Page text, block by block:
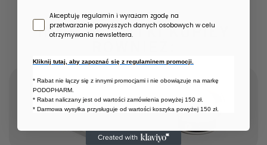
INNE KLIENTKI KUPIŁY
OKAZJA
Zgoda newsletter
Akceptuję regulamin i wyrażam zgodę na
przetwarzanie powyższych danych osobowych w celu
otrzymywania newslettera.
Kliknij tutaj, aby zapoznać się z regulaminem promocji.
* Rabat nie łączy się z innymi promocjami i nie obowiązuje na markę
PODOPHARM.
* Rabat naliczany jest od wartości zamówienia powyżej 150 zł.
* Darmowa wysyłka przysługuje od wartości koszyka powyżej 150 zł.